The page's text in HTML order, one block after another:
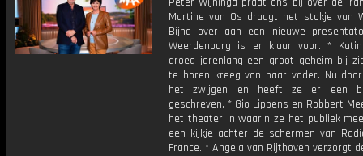
Martine van Os draagt het stokje van
Bijna over aan een nieuwe
Weerdenburg is er klaar voor. *
droeg jarenlang een groot geheim bij
te horen kreeg van haar vader. Nu
het zwijgen en heeft ze er een
geschreven. * Gio Lippens en Robbert
het theater in waarin ze het publiek
een kijkje achter de schermen van
France. * Angela van Rijthoven verzorgt